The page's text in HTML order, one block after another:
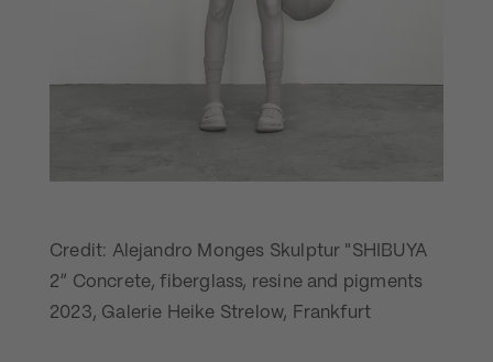
Credit: Alejandro Monges Skulptur "SHIBUYA
2” Concrete, fiberglass, resine and pigments
2023, Galerie Heike Strelow, Frankfurt